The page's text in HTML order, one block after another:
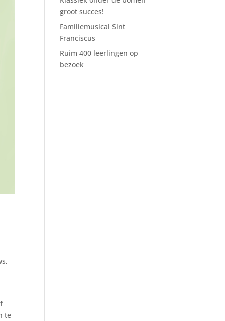
,
te
groot succes!
Familiemusical Sint
Franciscus
Ruim 400 leerlingen op
bezoek